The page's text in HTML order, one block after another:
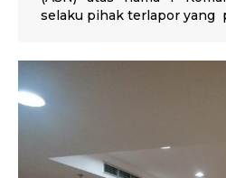
selaku pihak terlapor yang